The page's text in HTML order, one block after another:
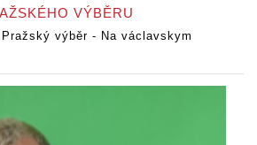
VÝBĚRU
výběr - Na václavskym